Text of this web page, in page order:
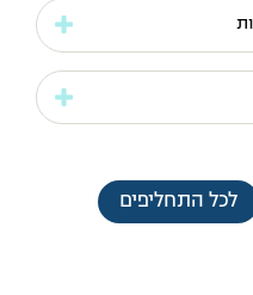
לכל התחליפים